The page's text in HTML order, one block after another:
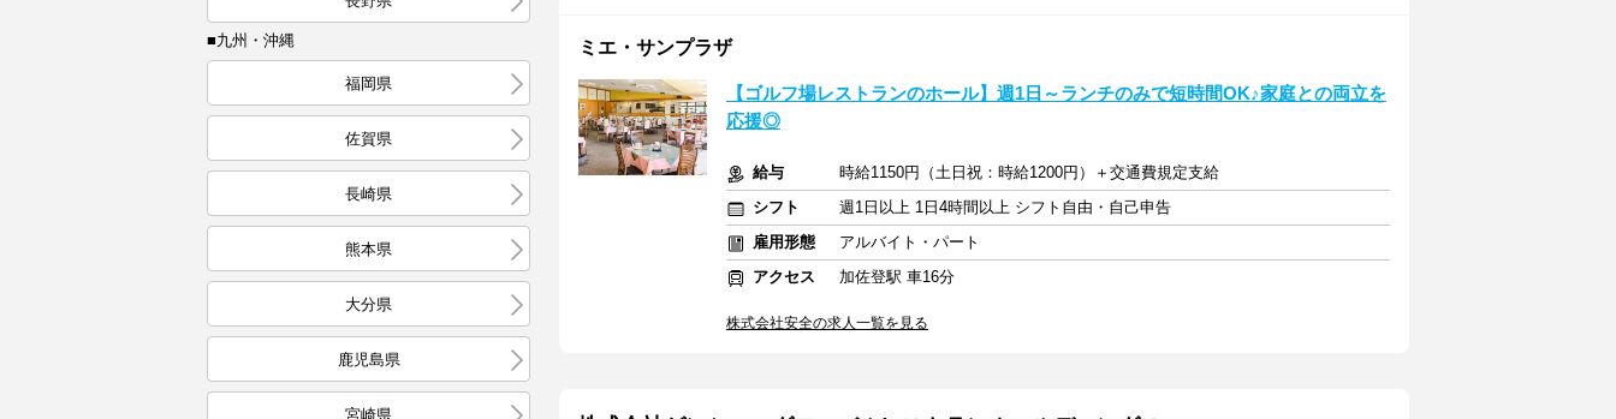
■九州・沖縄
福岡県
佐賀県
長崎県
熊本県
大分県
鹿児島県
宮崎県
ミエ・サンプラザ
【ゴルフ場レストランのホール】週1日～ランチのみで短時間OK♪家庭との両立を
応援◎
給与
時給1150円（土日祝：時給1200円）＋交通費規定支給
シフト
週1日以上 1日4時間以上 シフト自由・自己申告
雇用形態
アルバイト・パート
アクセス
加佐登駅 車16分
株式会社安全の求人一覧を見る